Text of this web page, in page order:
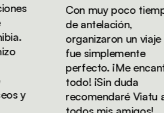
y
Con muy poco tiempo
de antelación,
organizaron un viaje
fue simplemente
perfecto. ¡Me encantó
todo! ¡Sin duda
recomendaré Viatu a